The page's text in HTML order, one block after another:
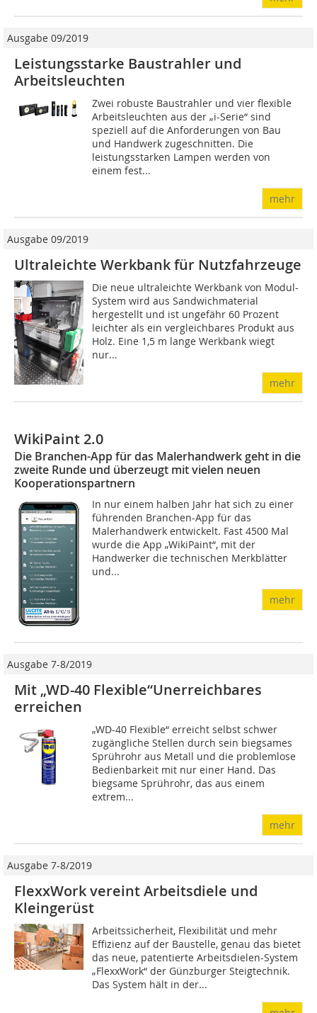
Ausgabe 09/2019
Leistungsstarke Baustrahler und
Arbeitsleuchten
Zwei robuste Baustrahler und vier flexible
Arbeitsleuchten aus der „i-Serie“ sind
speziell auf die Anforderungen von Bau
und Handwerk zugeschnitten. Die
leistungsstarken Lampen werden von
einem fest...
mehr
Ausgabe 09/2019
Ultraleichte Werkbank für Nutzfahrzeuge
Die neue ultraleichte Werkbank von Modul-
System wird aus Sandwichmaterial
hergestellt und ist ungefähr 60 Prozent
leichter als ein vergleichbares Produkt aus
Holz. Eine 1,5 m lange Werkbank wiegt
nur...
mehr
WikiPaint 2.0
Die Branchen-App für das Malerhandwerk geht in die
zweite Runde und überzeugt mit vielen neuen
Kooperationspartnern
In nur einem halben Jahr hat sich zu einer
führenden Branchen-App für das
Malerhandwerk entwickelt. Fast 4500 Mal
wurde die App „WikiPaint“, mit der
Handwerker die technischen Merkblätter
und...
mehr
Ausgabe 7-8/2019
Mit „WD-40 Flexible“Unerreichbares
erreichen
„WD-40 Flexible“ erreicht selbst schwer
zugängliche Stellen durch sein biegsames
Sprührohr aus Metall und die problemlose
Bedienbarkeit mit nur einer Hand. Das
biegsame Sprührohr, das aus einem
extrem...
mehr
Ausgabe 7-8/2019
FlexxWork vereint Arbeitsdiele und
Kleingerüst
Arbeitssicherheit, Flexibilität und mehr
Effizienz auf der Baustelle, genau das bietet
das neue, patentierte Arbeitsdielen-System
„FlexxWork“ der Günzburger Steigtechnik.
Das System hält in der...